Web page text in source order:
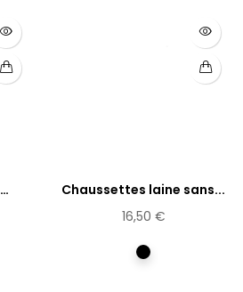
Chaussettes laine sans...
16,50 €
Noir